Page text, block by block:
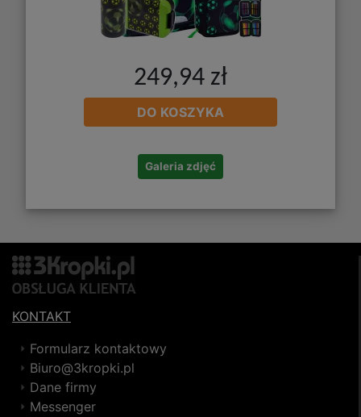
249,94 zł
DO KOSZYKA
Galeria zdjęć
KONTAKT
Formularz kontaktowy
Biuro@3kropki.pl
Dane firmy
Messenger